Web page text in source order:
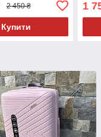
2 450 ₴
Купити
1